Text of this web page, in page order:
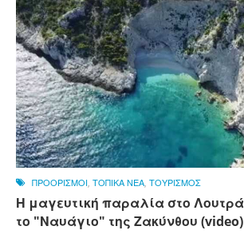
ΠΡΟΟΡΙΣΜΟΙ ΤΟΠΙΚΑ ΝΕΑ ΤΟΥΡΙΣΜΟΣ
Η μαγευτική παραλία στο
το "Ναυάγιο" της Ζακύνθου (video)